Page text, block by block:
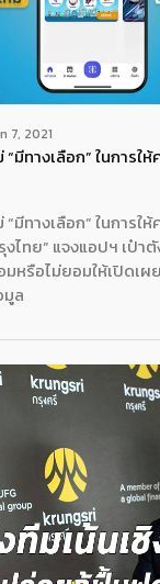
7, 2021
“มีทางเลือก” ในการ
“มีทางเลือก” ในการ
ทย” แจงแอปฯ เป๋าตั
หรือไม่ยอมให้เปิดเ
ล